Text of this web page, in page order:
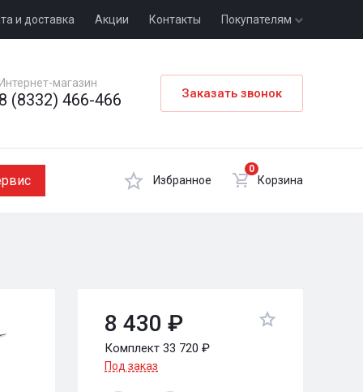
и доставка Акции Контакты Покупателям
Интернет-магазин
8 (8332) 466-466 Заказать звонок
Избранное
0
Корзина
8 430 ₽
Комплект 33 720 ₽
Под заказ